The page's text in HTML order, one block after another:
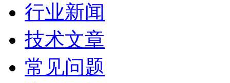
行业新闻
技术文章
常见问题